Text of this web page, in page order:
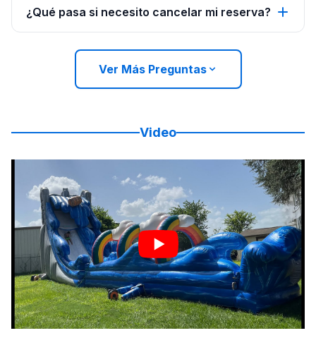
¿Qué pasa si necesito cancelar mi reserva?
Ver Más Preguntas
Video